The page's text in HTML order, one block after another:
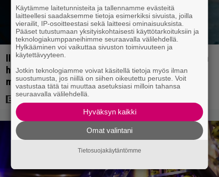
Illalla tv:ssä: Perinteinen dekkari Agatha Christien
hengessä – vuoden 2023 leffa tarjoaa
murhamysteerin
Käytämme laitetunnisteita ja tallennamme evästeitä
laitteellesi saadaksemme tietoja esimerkiksi sivuista, joilla
vierailit, IP-osoitteestasi sekä laitteesi ominaisuuksista.
Pääset tutustumaan yksityiskohtaisesti käyttötarkoituksiin ja
teknologiakumppaneihimme seuraavalla välilehdellä.
Hylkääminen voi vaikuttaa sivuston toimivuuteen ja
käytettävyyteen.
Jotkin teknologiamme voivat käsitellä tietoja myös ilman
suostumusta, jos niillä on siihen oikeutettu peruste. Voit
vastustaa tätä tai muuttaa asetuksiasi milloin tahansa
seuraavalla välilehdellä.
Hyväksyn kaikki
Omat valintani
Tietosuojakäytäntömme